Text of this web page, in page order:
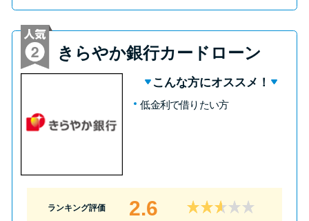
銀行カードローンを選ぶべき4つ
の理由
無利息期間を利用して利息0円で
お金を借りる3つのポイント
その他コラム
きらやか銀行カードローン
こんな方にオススメ！
低金利で借りたい方
ランキング評価 2.6